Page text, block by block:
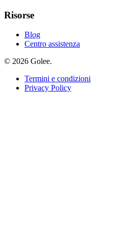
Risorse
Blog
Centro assistenza
© 2026 Golee.
Termini e condizioni
Privacy Policy